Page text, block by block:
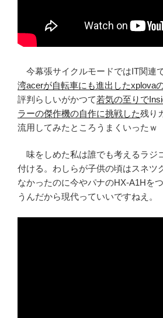
今幕張サイクルモードではIT関連
湾acerが自転車にも進出したxplova
評判らしいがかつて若気の至りで
ラーの傑作機の自作に挑戦した残り
流用してみたところうまくいったｗ
味をしめた私は誰でも考えるラジ
付ける。わしらが子供の頃はスネツ
なかったのに今やパナのHX-A1Hを
うんだから現代っていいですねえ。